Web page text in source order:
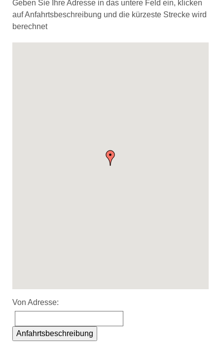
Geben Sie Ihre Adresse in das untere Feld ein, klicken
auf Anfahrtsbeschreibung und die kürzeste Strecke wird
berechnet
Von Adresse:
Anfahrtsbeschreibung